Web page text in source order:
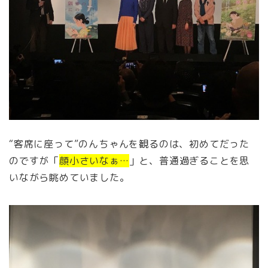
“客席に座って”のんちゃんを観るのは、初めてだった
のですが「顔小さいなぁ… 」と、普通過ぎることを思
いながら眺めていました。